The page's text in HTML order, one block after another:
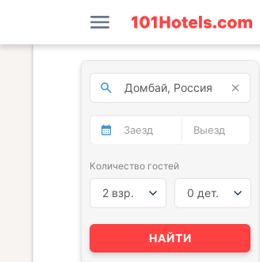
Количество гостей
2 взр. 0 дет.
НАЙТИ